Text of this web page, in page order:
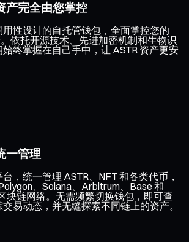
产完全由您掌控
性设计的自托管钱包，全面掌控您的
依托开源技术、先进加密机制和生物识
终掌握在自己手中，让 ASTR 资产更安
一管理
，统一管理 ASTR、NFT 和各类代币，
、Solana、Arbitrum、Base 和
块链网络。无需频繁切换钱包，即可查
易动态，并无缝探索不同链上的资产。